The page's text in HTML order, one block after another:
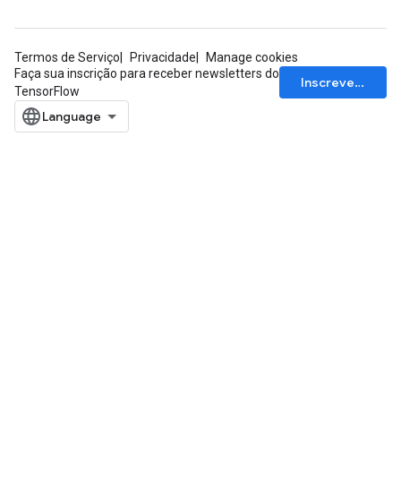
Termos de Serviço Privacidade
Manage cookies
Faça sua inscrição para receber newsletters do
TensorFlow
Inscrever-se